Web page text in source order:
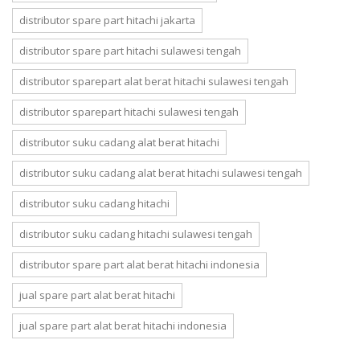
distributor spare part hitachi jakarta
distributor spare part hitachi sulawesi tengah
distributor sparepart alat berat hitachi sulawesi tengah
distributor sparepart hitachi sulawesi tengah
distributor suku cadang alat berat hitachi
distributor suku cadang alat berat hitachi sulawesi tengah
distributor suku cadang hitachi
distributor suku cadang hitachi sulawesi tengah
distributor spare part alat berat hitachi indonesia
jual spare part alat berat hitachi
jual spare part alat berat hitachi indonesia